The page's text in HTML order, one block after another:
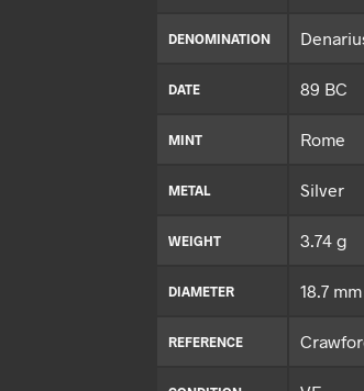
DENOMINATION
DATE 89 BC
MINT Rome
METAL Silver
WEIGHT 3.74 g
DIAMETER 18.7 mm
REFERENCE